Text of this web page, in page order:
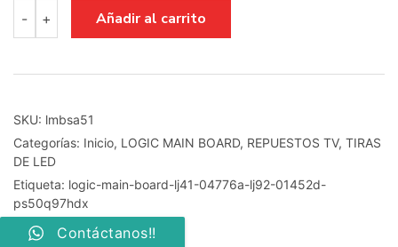
-
main
board
04776a
01452d
ps50q97hdx
cantidad
+ Añadir al carrito
SKU: lmbsa51
Categorías: Inicio, LOGIC MAIN BOARD, REPUESTOS TV, TIRAS
DE LED
Etiqueta: logic-main-board-lj41-04776a-lj92-01452d-
ps50q97hdx
Contáctanos!!